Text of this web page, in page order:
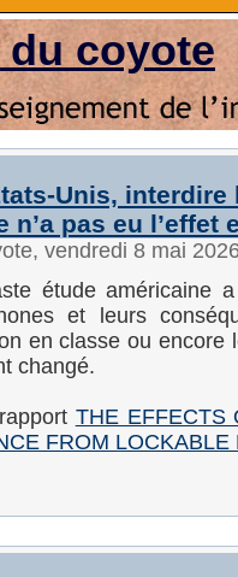
coyote
Unis,
n’a pas eu l’effet
vendredi 8 mai
étude américaine
et leurs
en classe ou
changé.
THE EFFECTS
FROM LOCKABLE